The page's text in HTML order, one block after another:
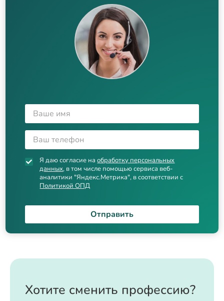
Я даю согласие наобработку персональных
данных, в том числе помощью сервиса веб-
аналитики "Яндекс.Метрика", в соответствии с
Политикой ОПД
Отправить
Хотите сменить профессию?